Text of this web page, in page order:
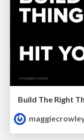
Build The Right